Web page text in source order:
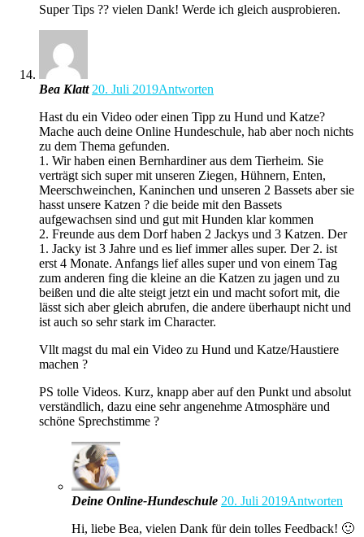
Super Tips ?? vielen Dank! Werde ich gleich ausprobieren.
Bea Klatt 20. Juli 2019Antworten
Hast du ein Video oder einen Tipp zu Hund und Katze?
Mache auch deine Online Hundeschule, hab aber noch nichts
zu dem Thema gefunden.
1. Wir haben einen Bernhardiner aus dem Tierheim. Sie
verträgt sich super mit unseren Ziegen, Hühnern, Enten,
Meerschweinchen, Kaninchen und unseren 2 Bassets aber sie
hasst unsere Katzen ? die beide mit den Bassets
aufgewachsen sind und gut mit Hunden klar kommen
2. Freunde aus dem Dorf haben 2 Jackys und 3 Katzen. Der
1. Jacky ist 3 Jahre und es lief immer alles super. Der 2. ist
erst 4 Monate. Anfangs lief alles super und von einem Tag
zum anderen fing die kleine an die Katzen zu jagen und zu
beißen und die alte steigt jetzt ein und macht sofort mit, die
lässt sich aber gleich abrufen, die andere überhaupt nicht und
ist auch so sehr stark im Character.
Vllt magst du mal ein Video zu Hund und Katze/Haustiere
machen ?
PS tolle Videos. Kurz, knapp aber auf den Punkt und absolut
verständlich, dazu eine sehr angenehme Atmosphäre und
schöne Sprechstimme ?
Deine Online-Hundeschule 20. Juli 2019Antworten
Hi, liebe Bea, vielen Dank für dein tolles Feedback! 🙂